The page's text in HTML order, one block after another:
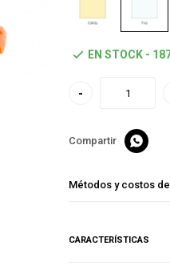
EN STOCK -
-

Métodos y costos
CARACTERÍSTICAS